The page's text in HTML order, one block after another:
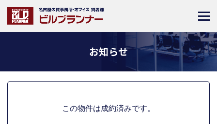
お知らせ
この物件は成約済みです。